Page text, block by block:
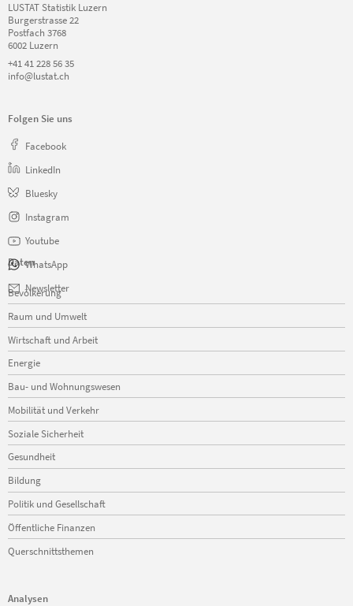
LUSTAT Statistik Luzern
Burgerstrasse 22
Postfach 3768
6002 Luzern
+41 41 228 56 35
info@lustat.ch
Folgen Sie uns
Facebook
LinkedIn
Bluesky
Instagram
Youtube
WhatsApp
Newsletter
Daten
Navigation
überspringen
Bevölkerung
Raum und Umwelt
Wirtschaft und Arbeit
Energie
Bau- und Wohnungswesen
Mobilität und Verkehr
Soziale Sicherheit
Gesundheit
Bildung
Politik und Gesellschaft
Öffentliche Finanzen
Querschnittsthemen
Analysen